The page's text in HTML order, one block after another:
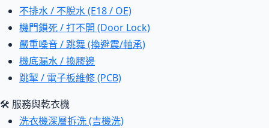
不排水 / 不脫水 (E18 / OE)
機門鎖死 / 打不開 (Door Lock)
嚴重噪音 / 跳舞 (換避震/軸承)
機底漏水 / 換膠邊
跳掣 / 電子板維修 (PCB)
🛠 服務與乾衣機
洗衣機深層拆洗 (吉機洗)